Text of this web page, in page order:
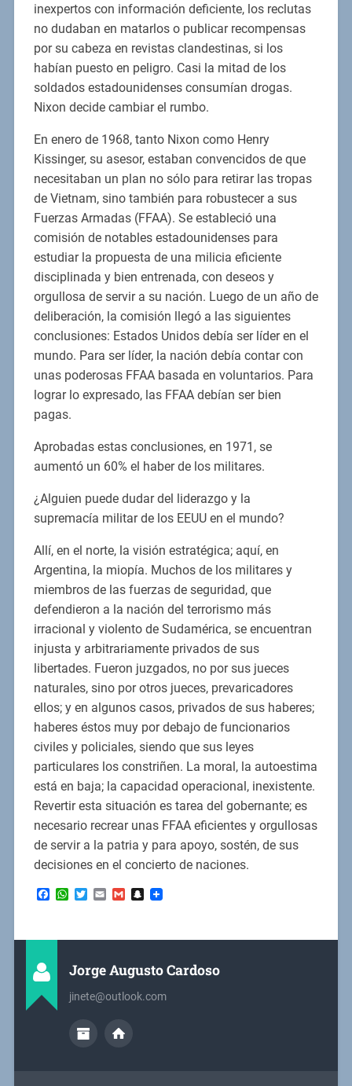
inexpertos con información deficiente, los reclutas
no dudaban en matarlos o publicar recompensas
por su cabeza en revistas clandestinas, si los
habían puesto en peligro. Casi la mitad de los
soldados estadounidenses consumían drogas.
Nixon decide cambiar el rumbo.
En enero de 1968, tanto Nixon como Henry
Kissinger, su asesor, estaban convencidos de que
necesitaban un plan no sólo para retirar las tropas
de Vietnam, sino también para robustecer a sus
Fuerzas Armadas (FFAA). Se estableció una
comisión de notables estadounidenses para
estudiar la propuesta de una milicia eficiente
disciplinada y bien entrenada, con deseos y
orgullosa de servir a su nación. Luego de un año de
deliberación, la comisión llegó a las siguientes
conclusiones: Estados Unidos debía ser líder en el
mundo. Para ser líder, la nación debía contar con
unas poderosas FFAA basada en voluntarios. Para
lograr lo expresado, las FFAA debían ser bien
pagas.
Aprobadas estas conclusiones, en 1971, se
aumentó un 60% el haber de los militares.
¿Alguien puede dudar del liderazgo y la
supremacía militar de los EEUU en el mundo?
Allí, en el norte, la visión estratégica; aquí, en
Argentina, la miopía. Muchos de los militares y
miembros de las fuerzas de seguridad, que
defendieron a la nación del terrorismo más
irracional y violento de Sudamérica, se encuentran
injusta y arbitrariamente privados de sus
libertades. Fueron juzgados, no por sus jueces
naturales, sino por otros jueces, prevaricadores
ellos; y en algunos casos, privados de sus haberes;
haberes éstos muy por debajo de funcionarios
civiles y policiales, siendo que sus leyes
particulares los constriñen. La moral, la autoestima
está en baja; la capacidad operacional, inexistente.
Revertir esta situación es tarea del gobernante; es
necesario recrear unas FFAA eficientes y orgullosas
de servir a la patria y para apoyo, sostén, de sus
decisiones en el concierto de naciones.
Facebook
WhatsApp
Twitter
EmailGmailSnapchat
Jorge Augusto Cardoso
jinete@outlook.com